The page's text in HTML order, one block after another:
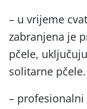
– u vrijeme
zabranjena je
pčele,
solitarne pčele.
–